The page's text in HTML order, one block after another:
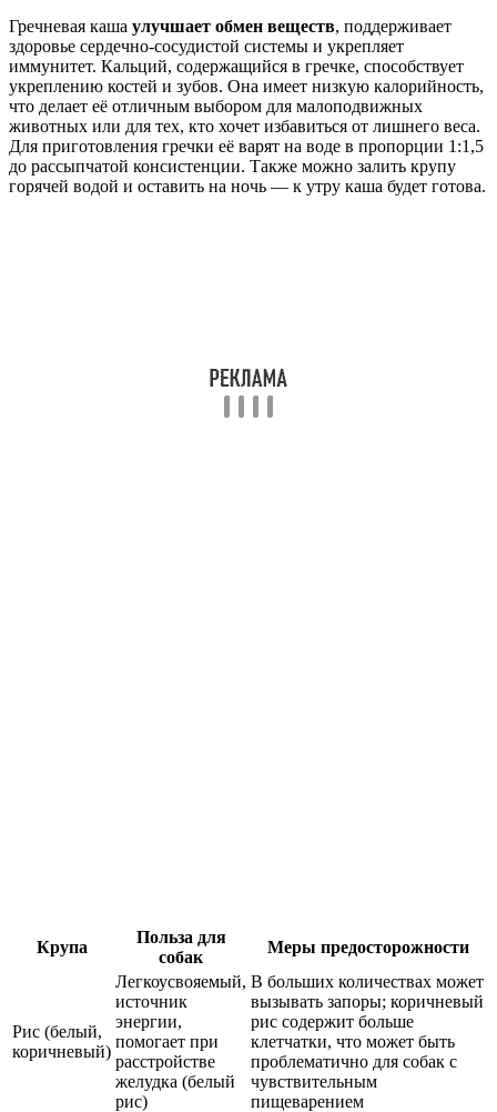
Гречневая каша улучшает обмен веществ, поддерживает
здоровье сердечно-сосудистой системы и укрепляет
иммунитет. Кальций, содержащийся в гречке, способствует
укреплению костей и зубов. Она имеет низкую калорийность,
что делает её отличным выбором для малоподвижных
животных или для тех, кто хочет избавиться от лишнего веса.
Для приготовления гречки её варят на воде в пропорции 1:1,5
до рассыпчатой консистенции. Также можно залить крупу
горячей водой и оставить на ночь — к утру каша будет готова.
Крупа
Польза для
собак
Меры предосторожности
Рис (белый,
коричневый)
Легкоусвояемый,
источник
энергии,
помогает при
расстройстве
желудка (белый
рис)
В больших количествах может
вызывать запоры; коричневый
рис содержит больше
клетчатки, что может быть
проблематично для собак с
чувствительным
пищеварением